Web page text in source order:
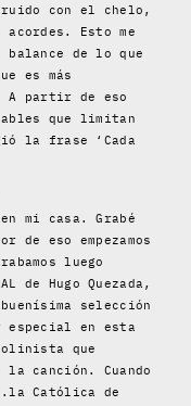
ruido con el chelo,
Esto me
de lo que
es más
A partir de eso
que limitan
la frase ‘Cada
mi casa. Grabé
eso empezamos
luego
de Hugo Quezada,
selección
en esta
que
canción. Cuando
Católica de